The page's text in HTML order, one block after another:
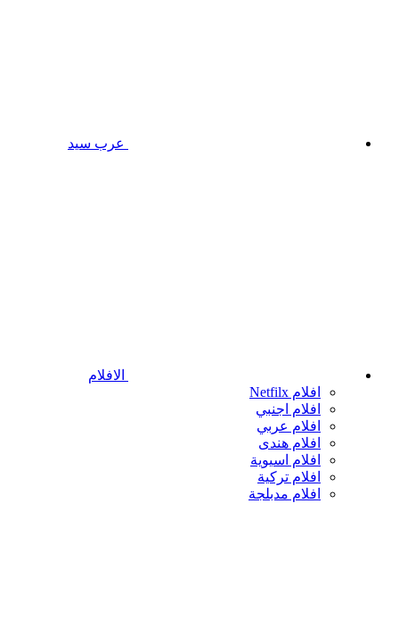
عرب سيد
الافلام
افلام Netfilx
افلام اجنبي
افلام عربي
افلام هندى
افلام اسيوية
افلام تركية
افلام مدبلجة